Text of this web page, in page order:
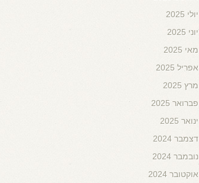
יולי 2025
יוני 2025
מאי 2025
אפריל 2025
מרץ 2025
פברואר 2025
ינואר 2025
דצמבר 2024
נובמבר 2024
אוקטובר 2024